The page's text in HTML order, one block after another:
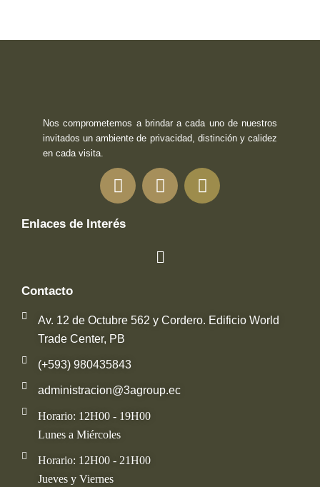
Nos comprometemos a brindar a cada uno de nuestros
invitados un ambiente de privacidad, distinción y calidez
en cada visita.
Enlaces de Interés
Contacto
Av. 12 de Octubre 562 y Cordero. Edificio World
Trade Center, PB
(+593) 980435843
administracion@3agroup.ec
Horario: 12H00 - 19H00
Lunes a Miércoles
Horario: 12H00 - 21H00
Jueves y Viernes